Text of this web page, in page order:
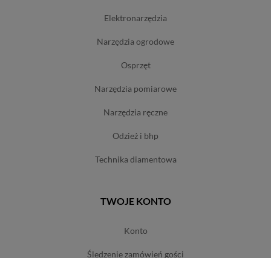
elektronarzędzia
narzędzia ogrodowe
osprzęt
narzędzia pomiarowe
narzędzia ręczne
odzież i bhp
technika diamentowa
TWOJE KONTO
konto
śledzenie zamówień gości